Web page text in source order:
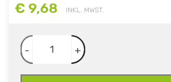
€ 9,68 INKL. MWST.
- +